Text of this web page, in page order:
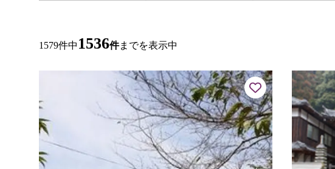
1579件中 1536件までを表示中